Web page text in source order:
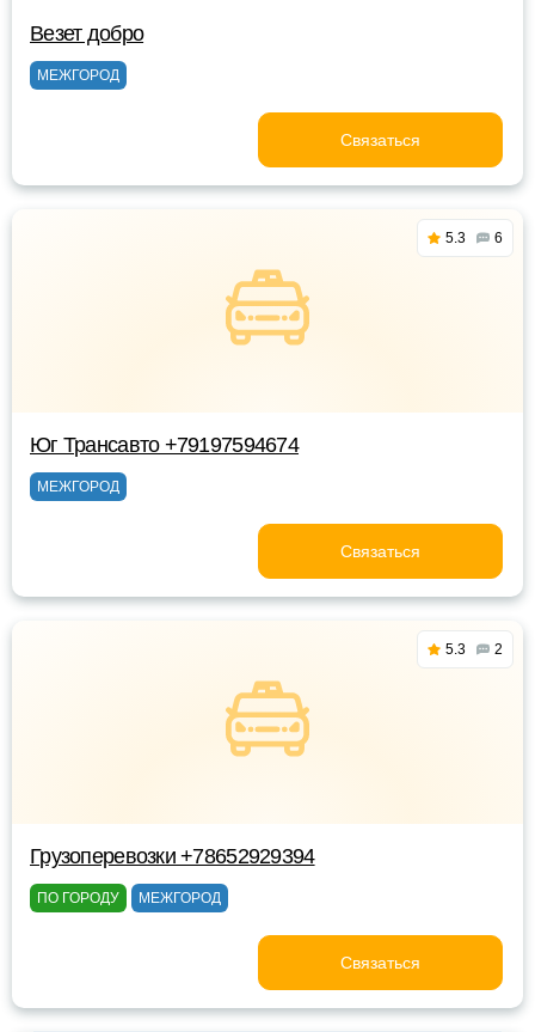
Везет добро
МЕЖГОРОД
Связаться
5.3 6
Юг Трансавто +79197594674
МЕЖГОРОД
Связаться
5.3 2
Грузоперевозки +78652929394
ПО ГОРОДУ МЕЖГОРОД
Связаться